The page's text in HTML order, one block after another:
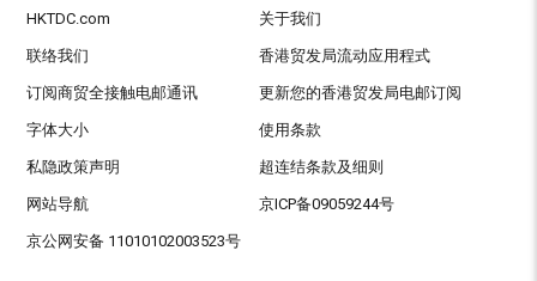
HKTDC.com 关于我们
联络我们 香港贸发局流动应用程式
订阅商贸全接触电邮通讯 更新您的香港贸发局电邮订阅
字体大小 使用条款
私隐政策声明 超连结条款及细则
网站导航 京ICP备09059244号
京公网安备 11010102003523号